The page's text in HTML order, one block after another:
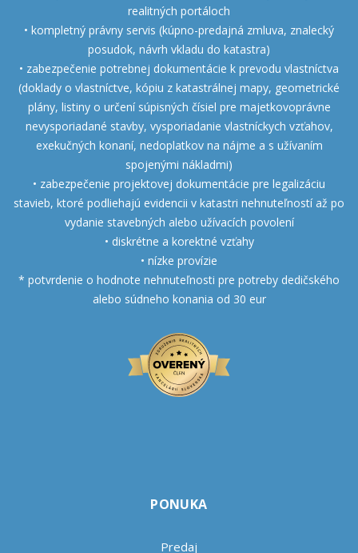
realitných portáloch
• kompletný právny servis (kúpno-predajná zmluva, znalecký
posudok, návrh vkladu do katastra)
• zabezpečenie potrebnej dokumentácie k prevodu vlastníctva
(doklady o vlastníctve, kópiu z katastrálnej mapy, geometrické
plány, listiny o určení súpisných čísiel pre majetkovoprávne
nevysporiadané stavby, vysporiadanie vlastníckych vzťahov,
exekučných konaní, nedoplatkov na nájme a s užívaním
spojenými nákladmi)
• zabezpečenie projektovej dokumentácie pre legalizáciu
stavieb, ktoré podliehajú evidencii v katastri nehnuteľností až po
vydanie stavebných alebo užívacích povolení
• diskrétne a korektné vzťahy
• nízke provízie
* potvrdenie o hodnote nehnuteľnosti pre potreby dedičského
alebo súdneho konania od 30 eur
PONUKA
Predaj